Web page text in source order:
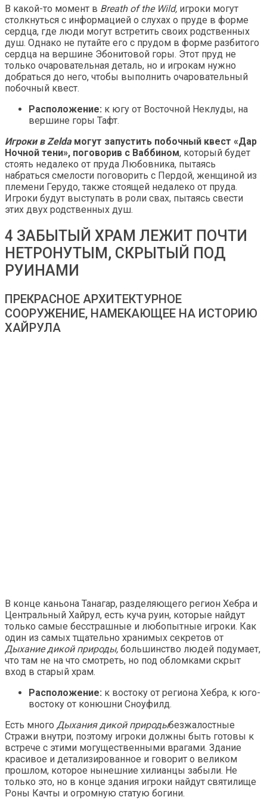
В какой-то момент в Breath of the Wild, игроки могут
столкнуться с информацией о слухах о пруде в форме
сердца, где люди могут встретить своих родственных
душ. Однако не путайте его с прудом в форме разбитого
сердца на вершине Эбонитовой горы. Этот пруд не
только очаровательная деталь, но и игрокам нужно
добраться до него, чтобы выполнить очаровательный
побочный квест.
Расположение: к югу от Восточной Неклуды, на
вершине горы Тафт.
Игроки в Zelda могут запустить побочный квест «Дар
Ночной тени», поговорив с Ваббином, который будет
стоять недалеко от пруда Любовника, пытаясь
набраться смелости поговорить с Пердой, женщиной из
племени Герудо, также стоящей недалеко от пруда.
Игроки будут выступать в роли свах, пытаясь свести
этих двух родственных душ.
4 ЗАБЫТЫЙ ХРАМ ЛЕЖИТ ПОЧТИ
НЕТРОНУТЫМ, СКРЫТЫЙ ПОД
РУИНАМИ
ПРЕКРАСНОЕ АРХИТЕКТУРНОЕ
СООРУЖЕНИЕ, НАМЕКАЮЩЕЕ НА ИСТОРИЮ
ХАЙРУЛА
В конце каньона Танагар, разделяющего регион Хебра и
Центральный Хайрул, есть куча руин, которые найдут
только самые бесстрашные и любопытные игроки. Как
один из самых тщательно хранимых секретов от
Дыхание дикой природы, большинство людей подумает,
что там не на что смотреть, но под обломками скрыт
вход в старый храм.
Расположение: к востоку от региона Хебра, к юго-
востоку от конюшни Сноуфилд.
Есть много Дыхания дикой природыбезжалостные
Стражи внутри, поэтому игроки должны быть готовы к
встрече с этими могущественными врагами. Здание
красивое и детализированное и говорит о великом
прошлом, которое нынешние хилианцы забыли. Не
только это, но в конце здания игроки найдут святилище
Роны Качты и огромную статую богини.